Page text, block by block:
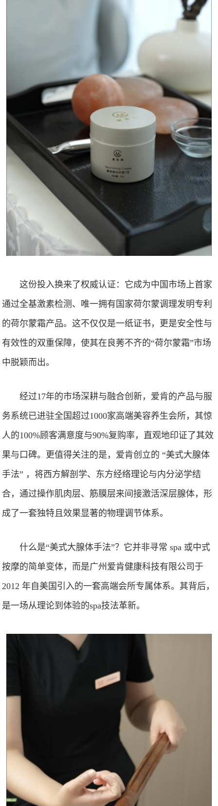
这份投入换来了权威认证：它成为中国市场上首家
通过全基激素检测、唯一拥有国家荷尔蒙调理发明专利
的荷尔蒙霜产品。这不仅仅是一纸证书，更是安全性与
有效性的双重保障，使其在良莠不齐的“荷尔蒙霜”市场
中脱颖而出。
经过17年的市场深耕与融合创新，爱肯的产品与服
务系统已进驻全国超过1000家高端美容养生会所，其惊
人的100%顾客满意度与90%复购率，直观地印证了其效
果与口碑。更值得关注的是，爱肯创立的 “美式大腺体
手法” ，将西方解剖学、东方经络理论与内分泌学结
合，通过操作肌肉层、筋膜层来间接激活深层腺体，形
成了一套独特且效果显著的物理调节体系。
什么是“美式大腺体手法”？它并非寻常 spa 或中式
按摩的简单变体，而是广州爱肯健康科技有限公司于
2012 年自美国引入的一套高端会所专属体系。其背后，
是一场从理论到体验的spa技法革新。